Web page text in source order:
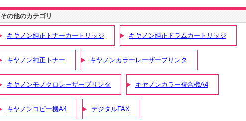
その他のカテゴリ
キヤノン純正トナーカートリッジ キヤノン純正ドラムカートリッジ
キヤノン純正トナー キヤノンカラーレーザープリンタ
キヤノンモノクロレーザープリンタ キヤノンカラー複合機A4
キヤノンコピー機A4 デジタルFAX